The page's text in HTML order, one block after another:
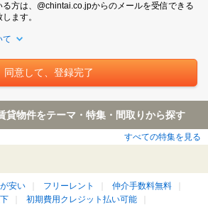
方は、@chintai.co.jpからのメールを受信できる
ます。
て
貸物件をテーマ・特集・間取りから探す
すべての特集を見る
安い フリーレント
仲介手数料無料
初期費用クレジット払い可能